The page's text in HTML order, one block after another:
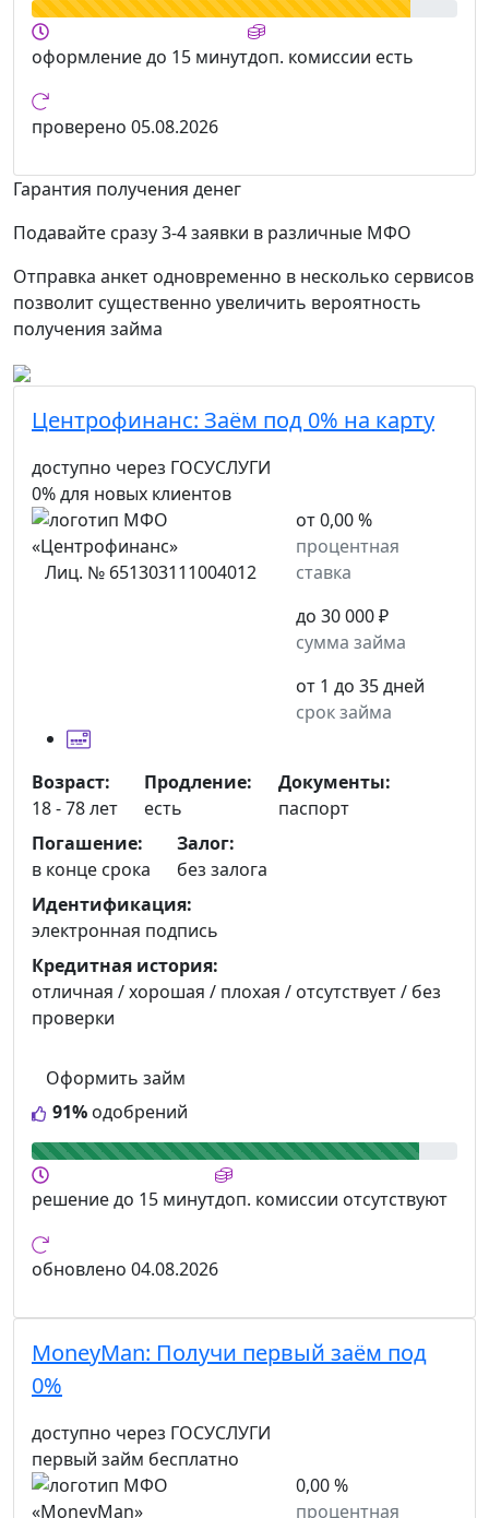
оформлениедо 15 минутдоп. комиссии есть
проверено 05.08.2026
Гарантия получения денег
Подавайте сразу 3-4 заявки в различные МФО
Отправка анкет одновременно в несколько сервисов
позволит существенно увеличить вероятность
получения займа
Центрофинанс: Заём под 0% на карту
доступно через ГОСУСЛУГИ
0% для новых клиентов
Лиц. № 651303111004012
от 0,00 %
процентная
ставка
до 30 000 ₽
сумма займа
от 1 до 35 дней
срок займа
91% одобрений
Оформить займ
Возраст:
18 - 78 лет
Продление:
есть
Документы:
паспорт
Погашение:
в конце срока
Залог:
без залога
Идентификация:
электронная подпись
Кредитная история:
отличная / хорошая / плохая / отсутствует / без
проверки
решениедо 15 минутдоп. комиссии отсутствуют
обновлено 04.08.2026
MoneyMan: Получи первый заём под
0%
доступно через ГОСУСЛУГИ
первый займ бесплатно
0,00 %
процентная